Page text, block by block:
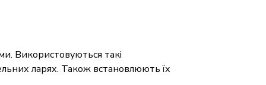
Використовуються такі
ларях. Також встановлюють їх